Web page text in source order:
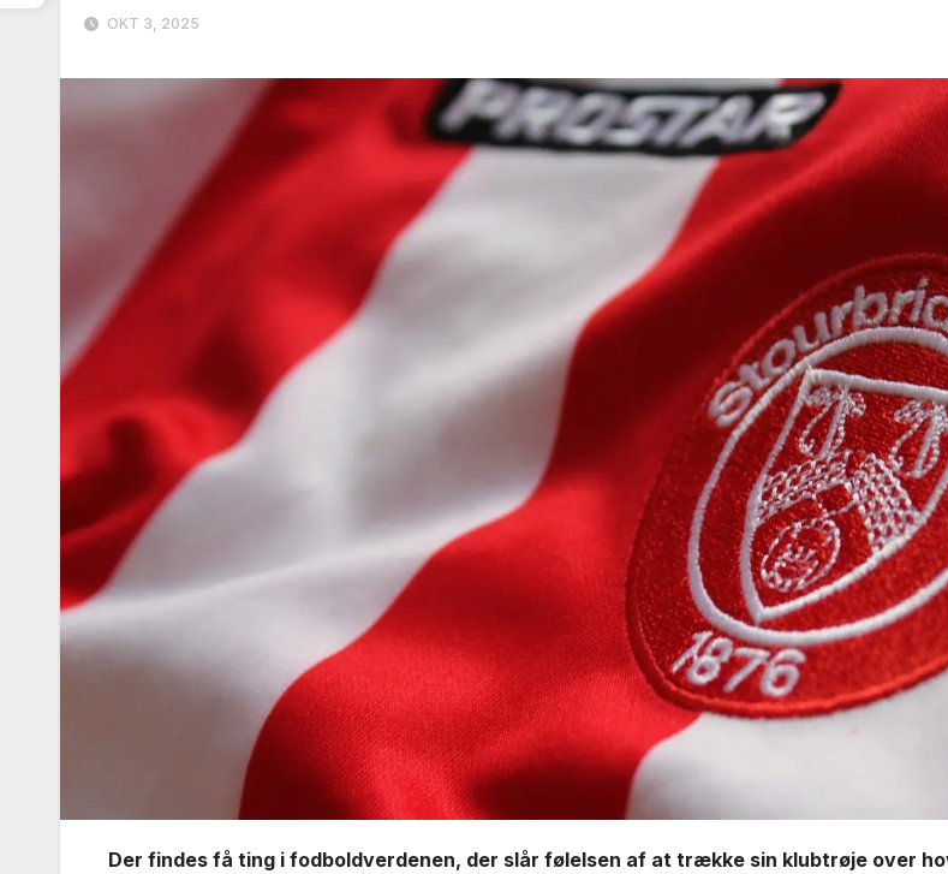
OKT 3, 2025
Der findes få ting i fodboldverdenen, der slår følelsen af at trække sin klubtrøje over